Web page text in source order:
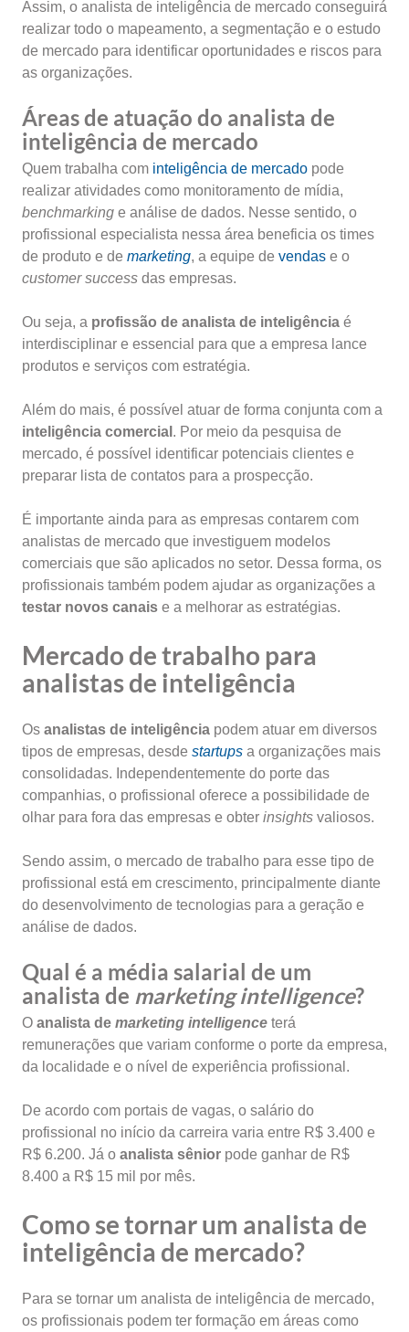
Assim, o analista de inteligência de mercado conseguirá
realizar todo o mapeamento, a segmentação e o estudo
de mercado para identificar oportunidades e riscos para
as organizações.
Áreas de atuação do analista de
inteligência de mercado
Quem trabalha com inteligência de mercado pode
realizar atividades como monitoramento de mídia,
benchmarking e análise de dados. Nesse sentido, o
profissional especialista nessa área beneficia os times
de produto e de marketing, a equipe de vendas e o
customer success das empresas.
Ou seja, a profissão de analista de inteligência é
interdisciplinar e essencial para que a empresa lance
produtos e serviços com estratégia.
Além do mais, é possível atuar de forma conjunta com a
inteligência comercial . Por meio da pesquisa de
mercado, é possível identificar potenciais clientes e
preparar lista de contatos para a prospecção.
É importante ainda para as empresas contarem com
analistas de mercado que investiguem modelos
comerciais que são aplicados no setor. Dessa forma, os
profissionais também podem ajudar as organizações a
testar novos canais e a melhorar as estratégias.
Mercado de trabalho para
analistas de inteligência
Os analistas de inteligência podem atuar em diversos
tipos de empresas, desde startups a organizações mais
consolidadas. Independentemente do porte das
companhias, o profissional oferece a possibilidade de
olhar para fora das empresas e obter insights valiosos.
Sendo assim, o mercado de trabalho para esse tipo de
profissional está em crescimento, principalmente diante
do desenvolvimento de tecnologias para a geração e
análise de dados.
Qual é a média salarial de um
analista de marketing intelligence?
O analista de marketing intelligence terá
remunerações que variam conforme o porte da empresa,
da localidade e o nível de experiência profissional.
De acordo com portais de vagas, o salário do
profissional no início da carreira varia entre R$ 3.400 e
R$ 6.200. Já o analista sênior pode ganhar de R$
8.400 a R$ 15 mil por mês.
Como se tornar um analista de
inteligência de mercado?
Para se tornar um analista de inteligência de mercado,
os profissionais podem ter formação em áreas como